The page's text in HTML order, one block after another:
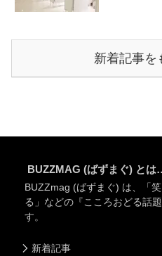
新着記事を
BUZZMAG (ばずまぐ) とは
BUZZmag (ばずまぐ) は、「
る」などの『こころおどる話
す。
新着記事